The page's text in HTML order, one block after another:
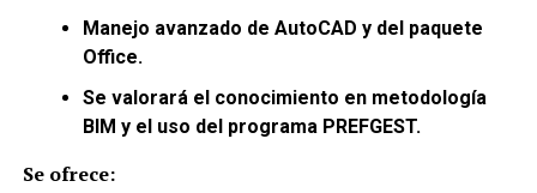
Manejo avanzado de AutoCAD y del paquete
Office.
Se valorará el conocimiento en metodología
BIM y el uso del programa PREFGEST.
Se ofrece: